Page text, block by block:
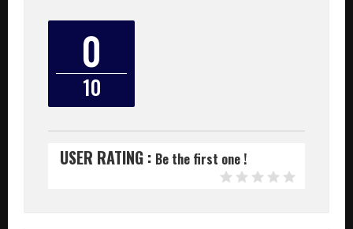
0
10
USER RATING : Be the first one !